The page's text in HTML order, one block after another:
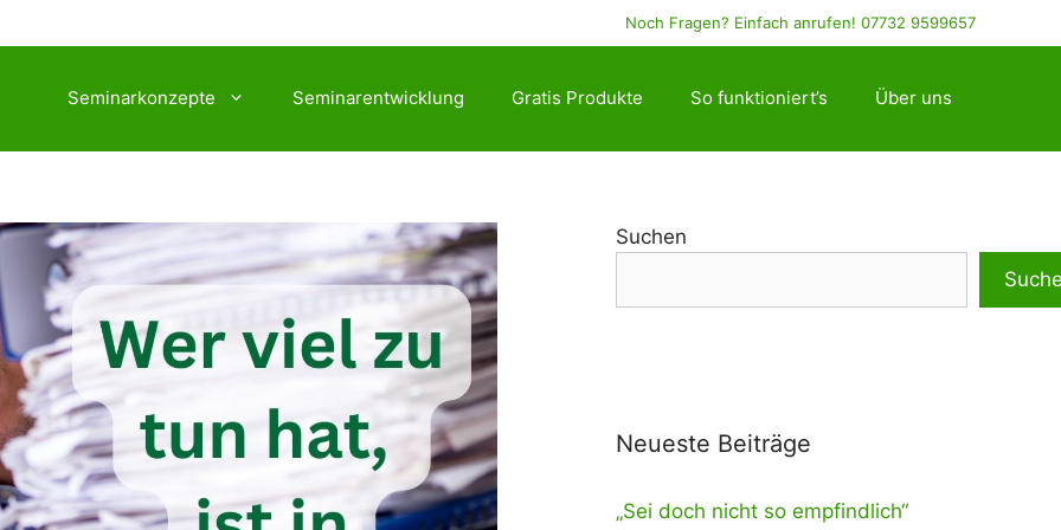
Noch Fragen? Einfach anrufen! 07732 9599657
Seminarkonzepte Seminarentwicklung Gratis Produkte So funktioniert’s Über uns
Suchen
Neueste Beiträge
„Sei doch nicht so empfindlich“